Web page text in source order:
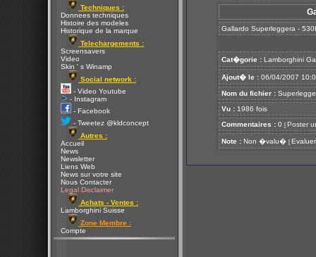
Techniques :
Donnees techniques
Histoire des modeles
Historique de la marque
Telechargements :
Screensavers
Video
Skin ' s Winamp
Social network :
- Video Youtube
- Instagram
- Facebook
- Tweetez @kldconcept
Autres :
Accueil
News
Newsletter
Liens Web
News sur votre site
Nous Contacter
Legal Disclaimer
Achats - Ventes :
Lamborghini Suisse
Zone Membre :
Compte
Gallardo Superleggera -
Cat�gorie : Lamborghini
Ajout� le : 06/04/2007
Nom du fichier :
Vu : 1986 fois
Commentaires : 0 [ Poster
Note : Non �valu� [ Evaluer